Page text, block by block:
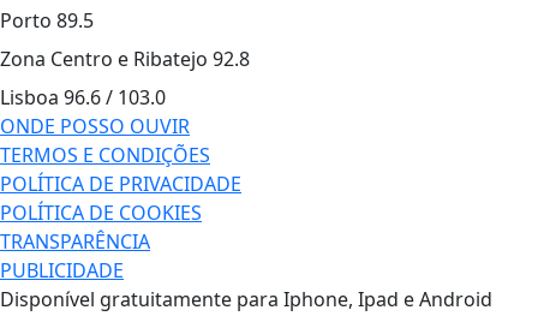
Porto 89.5
Zona Centro e Ribatejo 92.8
Lisboa 96.6 / 103.0
ONDE POSSO OUVIR
TERMOS E CONDIÇÕES
POLÍTICA DE PRIVACIDADE
POLÍTICA DE COOKIES
TRANSPARÊNCIA
PUBLICIDADE
Disponível gratuitamente para Iphone, Ipad e Android